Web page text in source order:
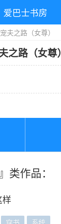
爱巴士书房
夫之路（女尊）
之路（女尊）
』类作品：
穿书 系统